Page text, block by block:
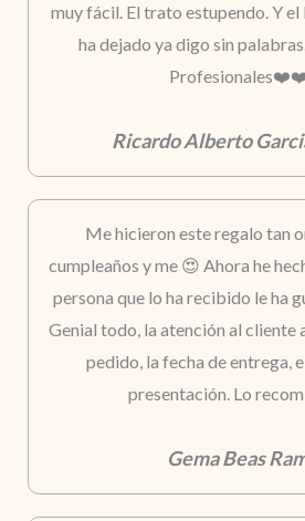
muy fácil. El trato estupendo. Y el
ha dejado ya digo sin
Ricardo Alberto
Me hicieron este regalo tan
cumpleaños y me 😍 Ahora he
persona que lo ha recibido le ha
Genial todo, la atención al cliente
pedido, la fecha de entrega,
presentación. Lo
Gema Beas